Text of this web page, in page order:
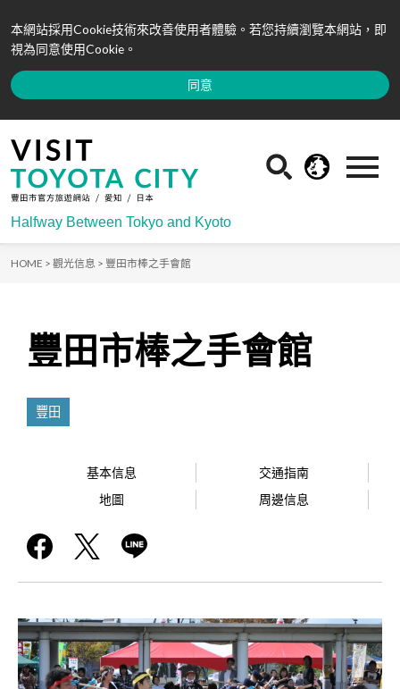
本網站採用Cookie技術來改善使用者體驗。若您持續瀏覽本網站，即
視為同意使用Cookie。
同意
Halfway Between Tokyo and Kyoto
HOME > 觀光信息 > 豐田市棒之手會館
豐田市棒之手會館
豐田
基本信息
交通指南
地圖
周邊信息